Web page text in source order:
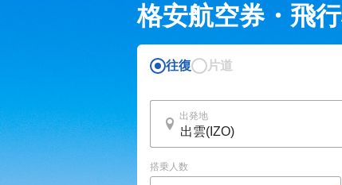
格安航空券・飛
往復 片道
出発地
搭乗人数